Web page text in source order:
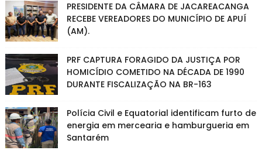
PRESIDENTE DA CÂMARA DE JACAREACANGA
RECEBE VEREADORES DO MUNICÍPIO DE APUÍ
(AM).
PRF CAPTURA FORAGIDO DA JUSTIÇA POR
HOMICÍDIO COMETIDO NA DÉCADA DE 1990
DURANTE FISCALIZAÇÃO NA BR-163
Polícia Civil e Equatorial identificam furto de
energia em mercearia e hamburgueria em
Santarém